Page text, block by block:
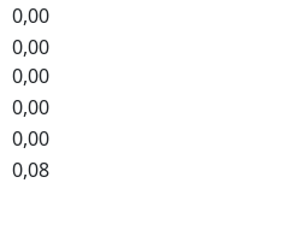
0,00
0,00
0,00
0,00
0,00
0,08